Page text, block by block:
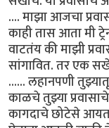
.... माझा आजचा
काही तास आता मी
वाटतंय की माझी
सांगावित. तर एक
...... लहानपणी
काळचे तुझ्या
कागदाचे छोटेसे